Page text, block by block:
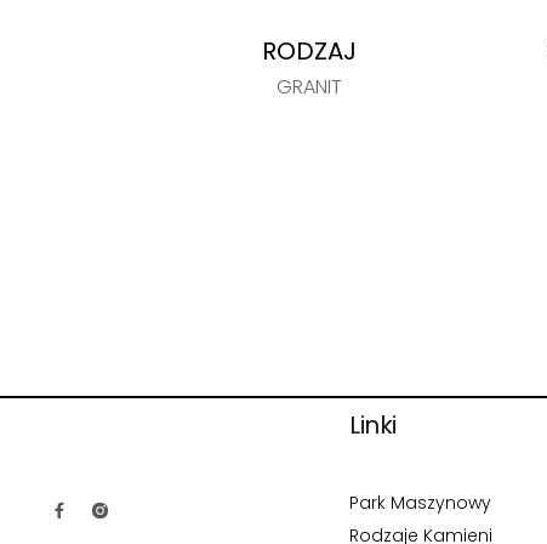
RODZAJ
GRANIT
Linki
Park Maszynowy
Rodzaje Kamieni